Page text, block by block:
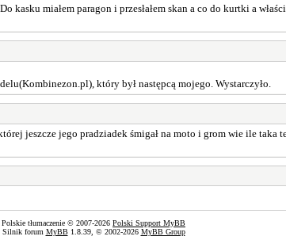
miałem paragon i przesłałem skan a co do kurtki a
który był następcą mojego. Wystarczyło.
jeszcze jego pradziadek śmigał na moto i grom wie ile taka
Polskie tłumaczenie © 2007-2026 Polski Support MyBB
Silnik forum MyBB1.8.39, © 2002-2026 MyBB Group